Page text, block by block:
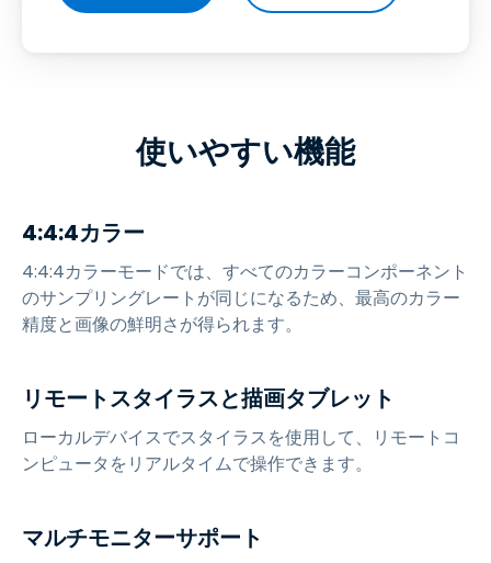
使いやすい機能
4:4:4カラー
4:4:4カラーモードでは、すべてのカラーコンポーネント
のサンプリングレートが同じになるため、最高のカラー
精度と画像の鮮明さが得られます。
リモートスタイラスと描画タブレット
ローカルデバイスでスタイラスを使用して、リモートコ
ンピュータをリアルタイムで操作できます。
マルチモニターサポート